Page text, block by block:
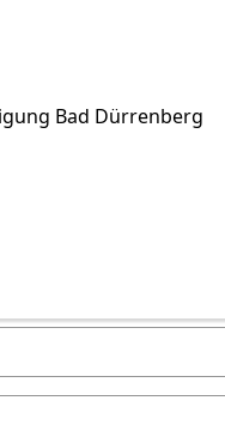
Bad Dürrenberg